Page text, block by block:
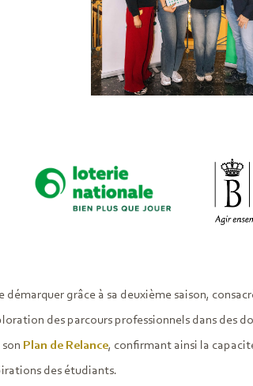
démarquer grâce à sa deuxième saison,
des parcours professionnels dans des
Plan de Relance, confirmant ainsi la
des étudiants.